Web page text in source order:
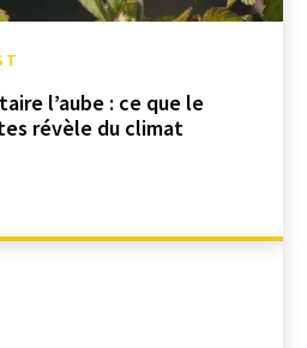
l’aube : ce que le
révèle du climat